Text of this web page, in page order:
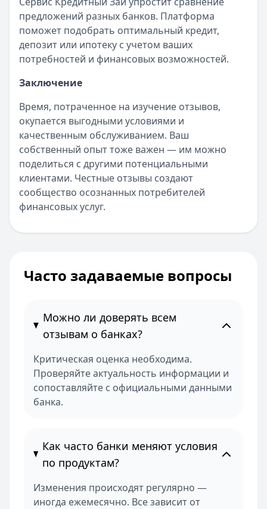
предложений разных банков. Платформа
поможет подобрать оптимальный кредит,
депозит или ипотеку с учетом ваших
потребностей и финансовых возможностей.
Заключение
Время, потраченное на изучение отзывов,
окупается выгодными условиями и
качественным обслуживанием. Ваш
собственный опыт тоже важен — им можно
поделиться с другими потенциальными
клиентами. Честные отзывы создают
сообщество осознанных потребителей
финансовых услуг.
Часто задаваемые вопросы
Можно ли доверять всем
отзывам о банках?
Критическая оценка необходима.
Проверяйте актуальность информации и
сопоставляйте с официальными данными
банка.
Как часто банки меняют условия
по продуктам?
Изменения происходят регулярно —
иногда ежемесячно. Все зависит от